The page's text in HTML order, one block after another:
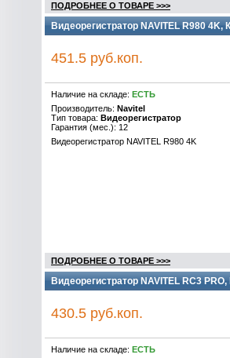
ПОДРОБНЕЕ О ТОВАРЕ >>>
Видеорегистратор NAVITEL R980 4K,
451.5 руб.коп.
Наличие на складе: ЕСТЬ
Производитель: Navitel
Тип товара: Видеорегистратор
Гарантия (мес.): 12
Видеорегистратор NAVITEL R980 4K
ПОДРОБНЕЕ О ТОВАРЕ >>>
Видеорегистратор NAVITEL RC3
430.5 руб.коп.
Наличие на складе: ЕСТЬ